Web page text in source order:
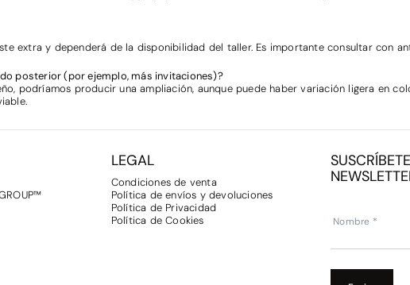
extra y dependerá de la disponibilidad del taller. Es importante consultar con
posterior (por ejemplo, más invitaciones)?
podríamos producir una ampliación, aunque puede haber variación ligera en
LEGAL
Condiciones de venta
Política de envíos y devoluciones
Política de Privacidad
Política de Cookies
Nombre *